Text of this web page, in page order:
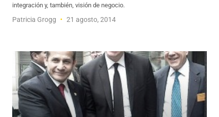
integración y, también, visión de negocio.
Patricia Grogg 21 agosto, 2014